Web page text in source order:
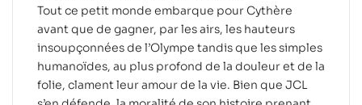
Tout ce petit monde embarque pour Cythère
avant que de gagner, par les airs, les hauteurs
insoupçonnées de l’Olympe tandis que les simples
humanoïdes, au plus profond de la douleur et de la
folie, clament leur amour de la vie. Bien que JCL